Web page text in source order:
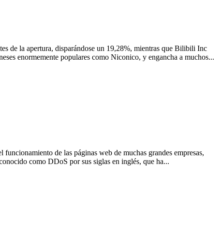
de la apertura, disparándose un 19,28%, mientras que Bilibili Inc
enormemente populares como Niconico, y engancha a muchos...
de las páginas web de muchas grandes empresas,
como DDoS por sus siglas en inglés, que ha...